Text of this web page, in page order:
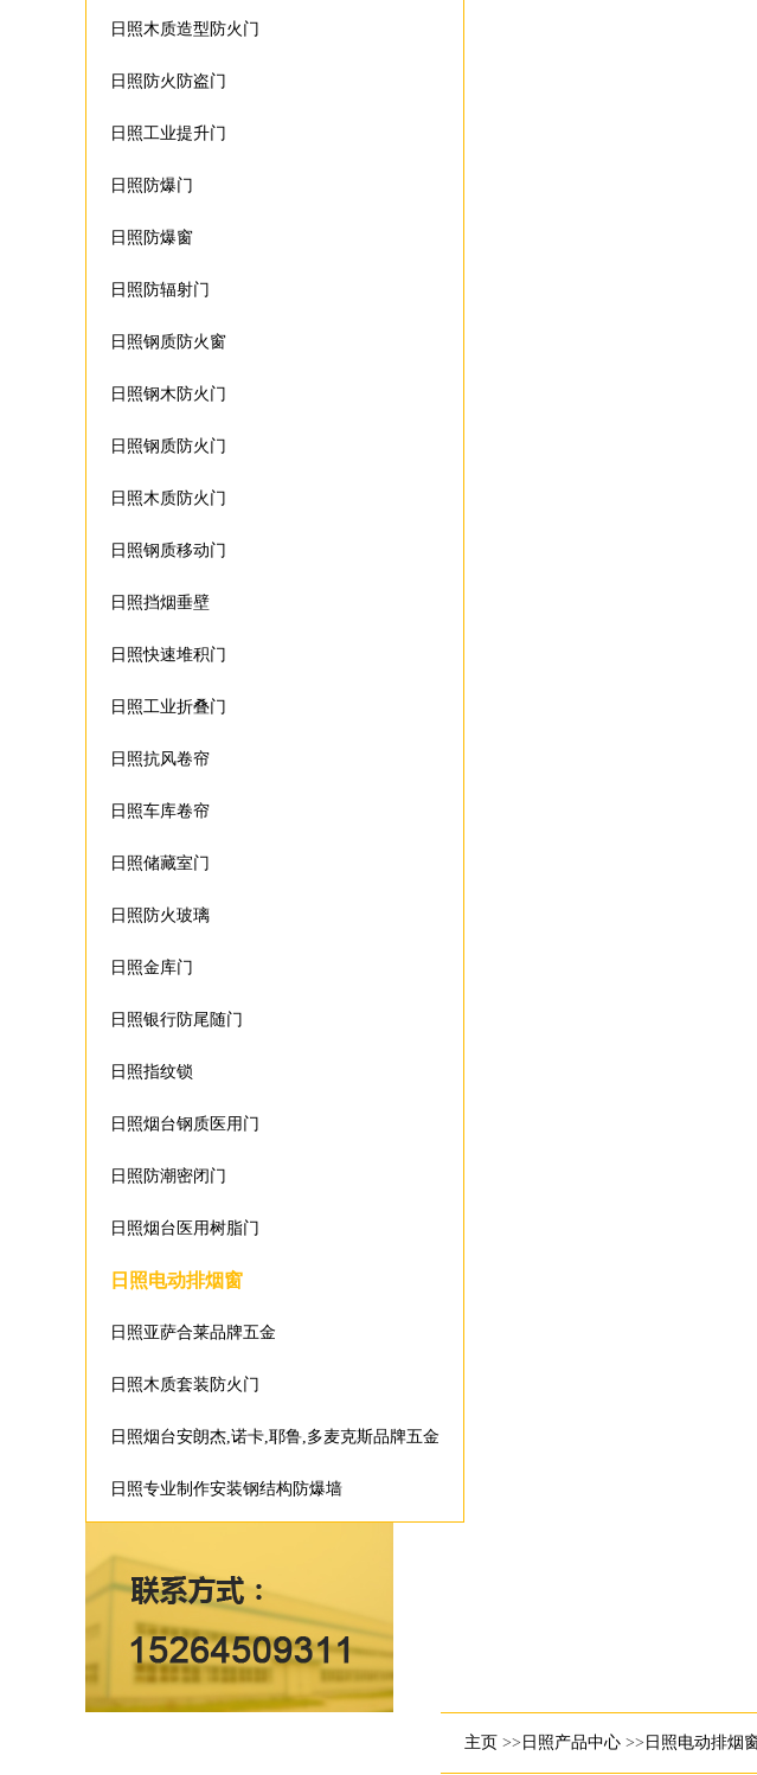
日照木质造型防火门
日照防火防盗门
日照工业提升门
日照防爆门
日照防爆窗
日照防辐射门
日照钢质防火窗
日照钢木防火门
日照钢质防火门
日照木质防火门
日照钢质移动门
日照挡烟垂壁
日照快速堆积门
日照工业折叠门
日照抗风卷帘
日照车库卷帘
日照储藏室门
日照防火玻璃
日照金库门
日照银行防尾随门
日照指纹锁
日照烟台钢质医用门
日照防潮密闭门
日照烟台医用树脂门
日照电动排烟窗
日照亚萨合莱品牌五金
日照木质套装防火门
日照烟台安朗杰,诺卡,耶鲁,多麦克斯品牌五金
日照专业制作安装钢结构防爆墙
主页 >> 日照产品中心 >> 日照电动排烟